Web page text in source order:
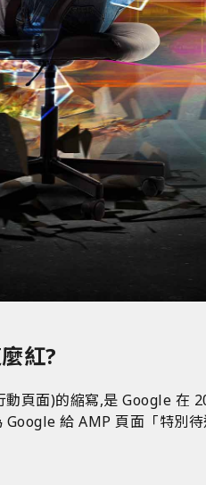
紅?
頁面)的縮寫,是 Google 在
Google 給 AMP 頁面「特